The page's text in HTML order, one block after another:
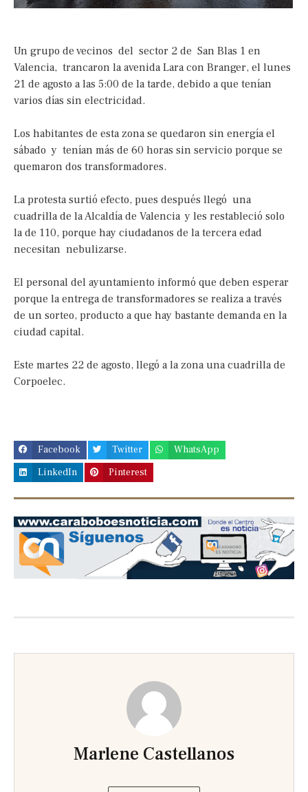
Un grupo de vecinos del sector 2 de San Blas 1 en
Valencia, trancaron la avenida Lara con Branger, el lunes
21 de agosto a las 5:00 de la tarde, debido a que tenían
varios días sin electricidad.
Los habitantes de esta zona se quedaron sin energía el
sábado y tenían más de 60 horas sin servicio porque se
quemaron dos transformadores.
La protesta surtió efecto, pues después llegó una
cuadrilla de la Alcaldía de Valencia y les restableció solo
la de 110, porque hay ciudadanos de la tercera edad
necesitan nebulizarse.
El personal del ayuntamiento informó que deben esperar
porque la entrega de transformadores se realiza a través
de un sorteo, producto a que hay bastante demanda en la
ciudad capital.
Este martes 22 de agosto, llegó a la zona una cuadrilla de
Corpoelec.
Facebook Twitter
WhatsApp
LinkedIn
Pinterest
Previous
slide
Next
slide
Marlene Castellanos